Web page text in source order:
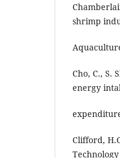
shrimp
Cho, C., S.
energy
Clifford,